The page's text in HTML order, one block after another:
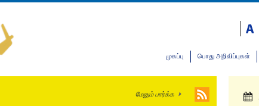
முகப்பு பொது அறிவிப்புகள்
மேலும் பார்க்க